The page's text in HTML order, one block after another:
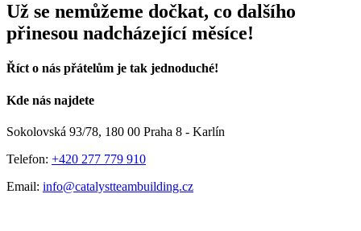
Už se nemůžeme dočkat, co dalšího
přinesou nadcházející měsíce!
Říct o nás přátelům je tak jednoduché!
Facebook
E-
Kde nás najdete
Sokolovská 93/78, 180 00 Praha 8 - Karlín
Telefon: +420 277 779 910
Email: info@catalystteambuilding.cz